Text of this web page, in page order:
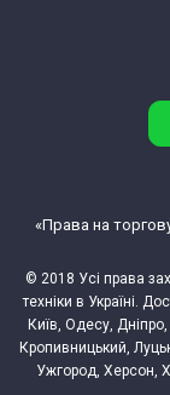
© 2018 Усі права
техніки в Україні.
Київ, Одесу,
Кропивницький,
Ужгород, Херсон,
«Права на